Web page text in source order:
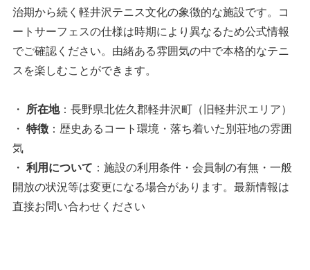
治期から続く軽井沢テニス文化の象徴的な施設です。コ
ートサーフェスの仕様は時期により異なるため公式情報
でご確認ください。由緒ある雰囲気の中で本格的なテニ
スを楽しむことができます。
・ 所在地：長野県北佐久郡軽井沢町（旧軽井沢エリア）
・ 特徴：歴史あるコート環境・落ち着いた別荘地の雰囲
気
・ 利用について ：施設の利用条件・会員制の有無・一般
開放の状況等は変更になる場合があります。最新情報は
直接お問い合わせください